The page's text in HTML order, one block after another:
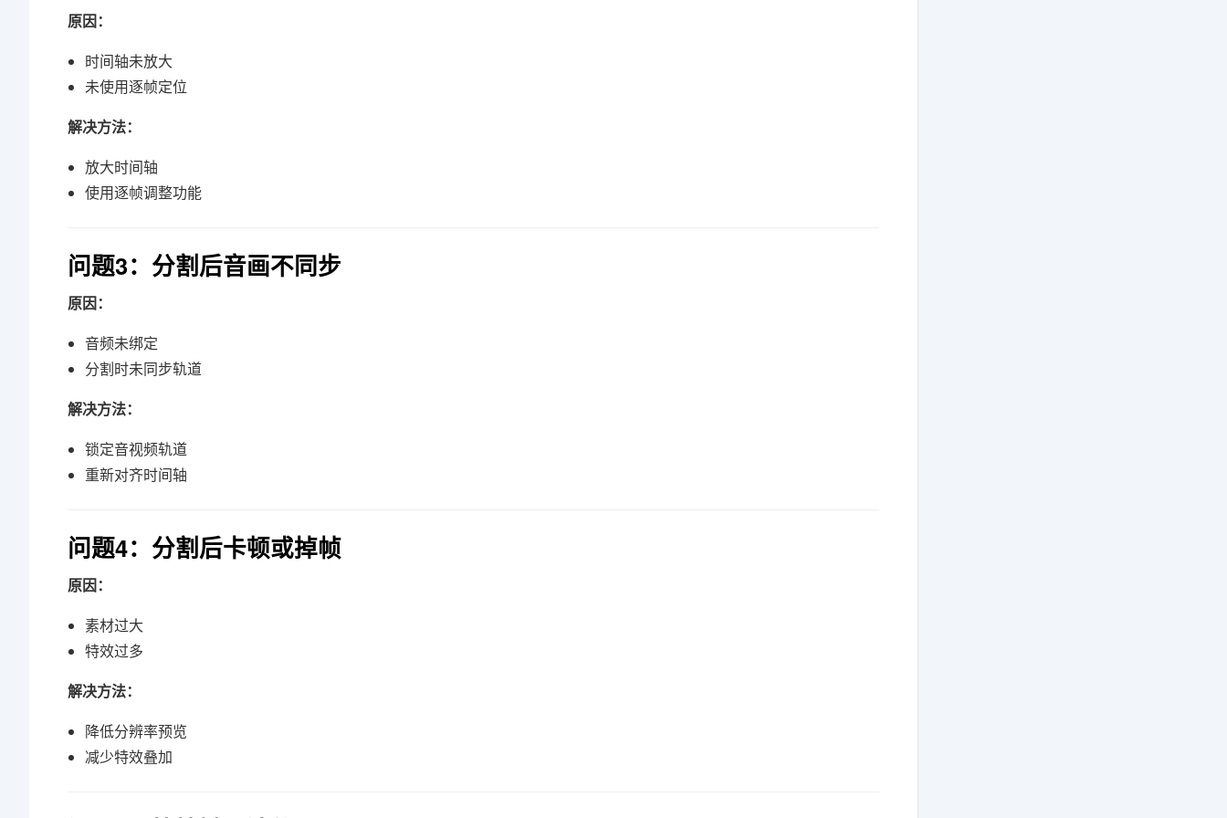
原因：
时间轴未放大
未使用逐帧定位
解决方法：
放大时间轴
使用逐帧调整功能
问题3：分割后音画不同步
原因：
音频未绑定
分割时未同步轨道
解决方法：
锁定音视频轨道
重新对齐时间轴
问题4：分割后卡顿或掉帧
原因：
素材过大
特效过多
解决方法：
降低分辨率预览
减少特效叠加